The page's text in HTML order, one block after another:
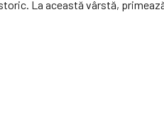
La această vârstă,